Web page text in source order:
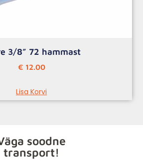
3/8” 72 hammast
€ 12.00
Lisa Korvi
soodne
transport!